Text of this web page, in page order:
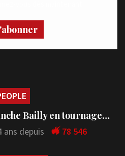
Bailly en tournage…
ans depuis 78 546